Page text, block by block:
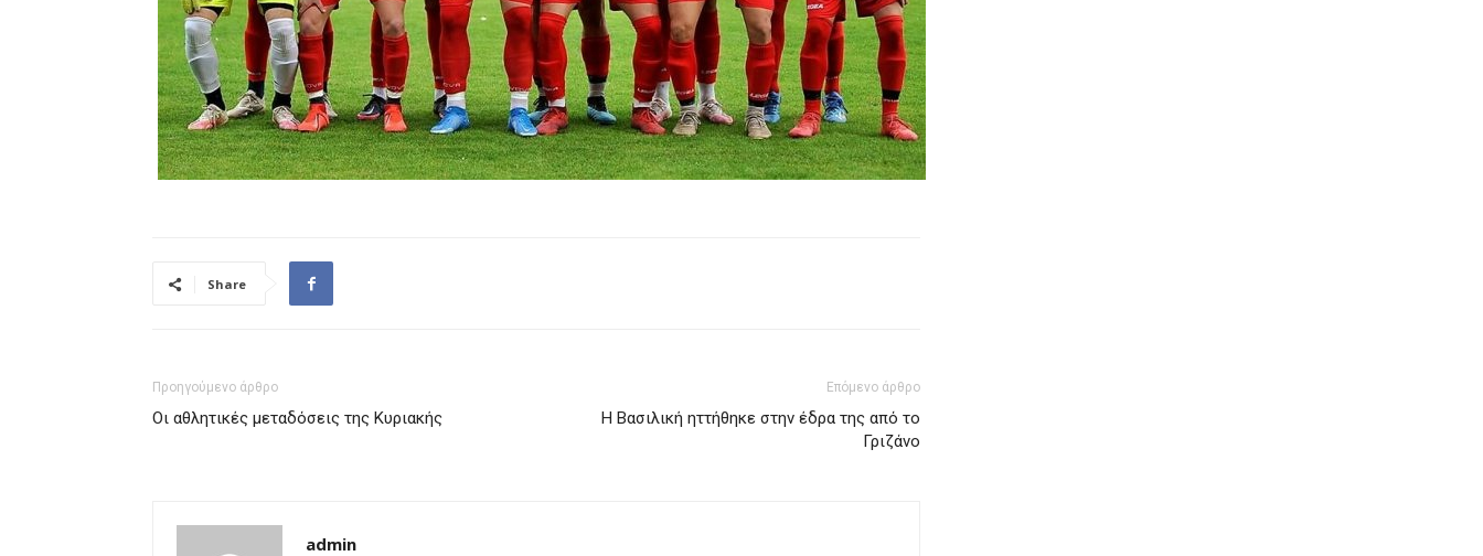
Share
Προηγούμενο άρθρο
Οι αθλητικές μεταδόσεις της Κυριακής
Επόμενο άρθρο
Η Βασιλική ηττήθηκε στην έδρα της από το
Γριζάνο
admin